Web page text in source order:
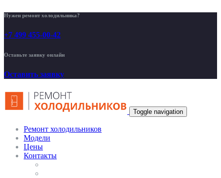
Нужен ремонт холодильника?
+7 499 455-00-42
Оставьте заявку онлайн
Оставить заявку
Toggle navigation
Ремонт холодильников
Модели
Цены
Контакты